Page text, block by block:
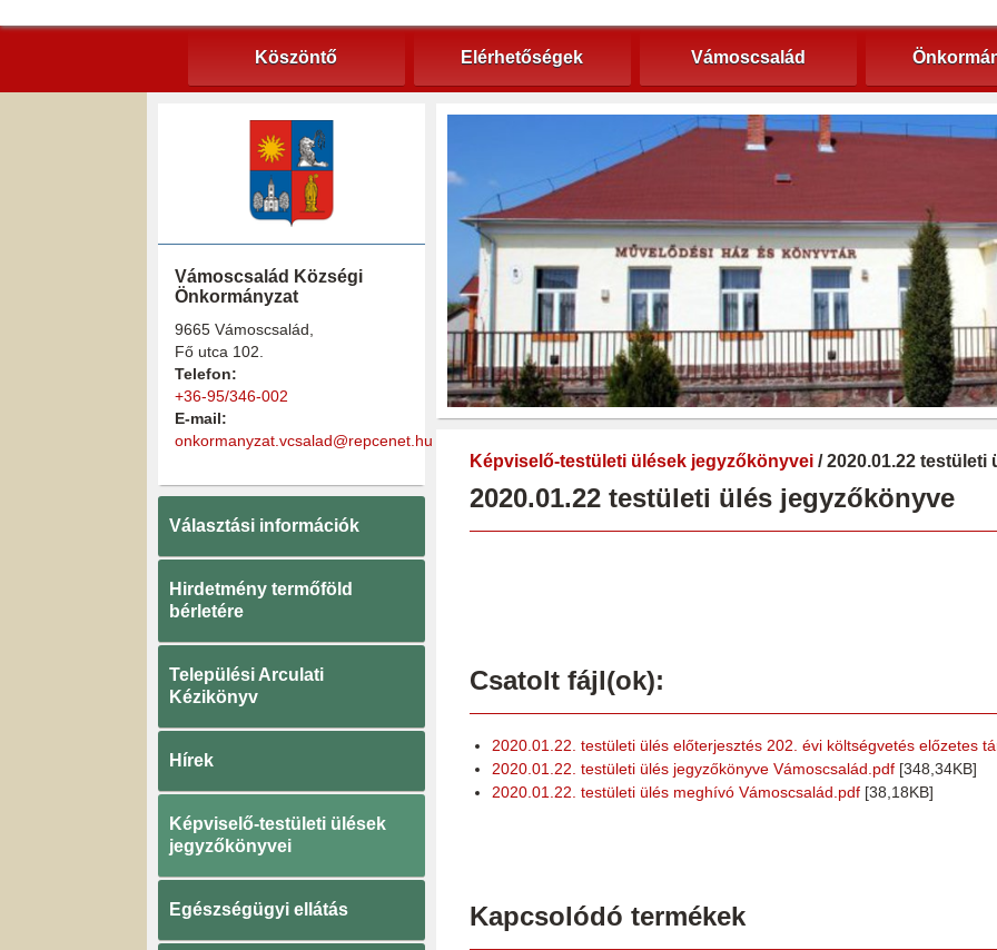
Köszöntő Elérhetőségek Vámoscsalád
Vámoscsalád Községi
Önkormányzat
9665 Vámoscsalád,
Fő utca 102.
Telefon:
+36-95/346-002
E-mail:
onkormanyzat.vcsalad@repcenet.hu
Választási információk
Hirdetmény termőföld
bérletére
Települési Arculati
Kézikönyv
Hírek
Képviselő-testületi ülések
jegyzőkönyvei
Egészségügyi ellátás
Képviselő-testületi ülések jegyzőkönyvei / 2020.01.22
2020.01.22 testületi ülés jegyzőkönyve
Csatolt fájl(ok):
2020.01.22. testületi ülés előterjesztés 202. évi költségvetés előzetes
2020.01.22. testületi ülés jegyzőkönyve Vámoscsalád.pdf [348,34KB]
2020.01.22. testületi ülés meghívó Vámoscsalád.pdf [38,18KB]
Kapcsolódó termékek